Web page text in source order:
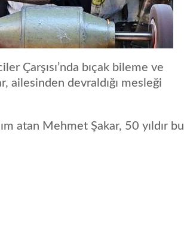
Çarşısı’nda bıçak bileme ve
ailesinden devraldığı mesleği
atan Mehmet Şakar, 50 yıldır bu